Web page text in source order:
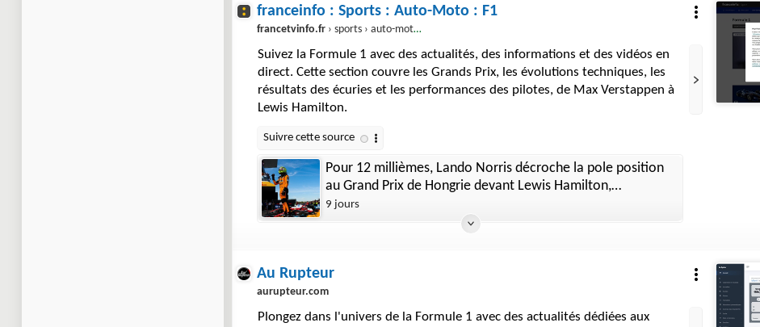
franceinfo : Sports : Auto-Moto : F1
francetvinfo.fr › sports › auto-moto › formule-1
Suivez la Formule 1 avec des actualités, des informations et des vidéos en
direct. Cette section couvre les Grands Prix, les évolutions techniques, les
résultats des écuries et les performances des pilotes, de Max Verstappen à
Lewis Hamilton.
Pour 12 millièmes, Lando Norris décroche la pole position
au Grand Prix de Hongrie devant Lewis Hamilton,
finalement pénalisé et cinquième
9 jours
Au Rupteur
aurupteur.com
Plongez dans l'univers de la Formule 1 avec des actualités dédiées aux